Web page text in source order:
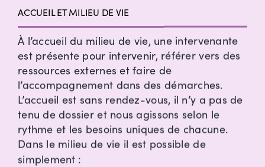
ACCUEIL ET MILIEU DE VIE
À l’accueil du milieu de vie, une intervenante
est présente pour intervenir, référer vers des
ressources externes et faire de
l’accompagnement dans des démarches.
L’accueil est sans rendez-vous, il n’y a pas de
tenu de dossier et nous agissons selon le
rythme et les besoins uniques de chacune.
Dans le milieu de vie il est possible de
simplement :